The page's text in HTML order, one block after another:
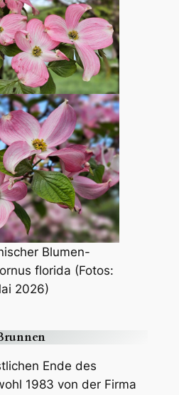
Blumen-
florida (Fotos:
2026)
Ende des
1983 von der Firma